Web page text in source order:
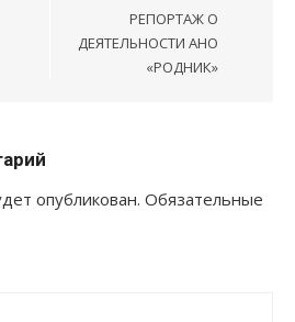
РЕПОРТАЖ О
ДЕЯТЕЛЬНОСТИ АНО
«РОДНИК»
опубликован. Обязательные